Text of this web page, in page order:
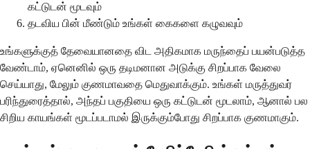
கட்டுடன் மூடவும்
தடவிய பின் மீண்டும் உங்கள் கைகளை கழுவவும்
உங்களுக்குத் தேவையானதை விட அதிகமாக மருந்தைப் பயன்படுத்த
வேண்டாம், ஏனெனில் ஒரு தடிமனான அடுக்கு சிறப்பாக வேலை
செய்யாது, மேலும் குணமாவதை மெதுவாக்கும். உங்கள் மருத்துவர்
பரிந்துரைத்தால், அந்தப் பகுதியை ஒரு கட்டுடன் மூடலாம், ஆனால் பல
சிறிய காயங்கள் மூடப்படாமல் இருக்கும்போது சிறப்பாக குணமாகும்.